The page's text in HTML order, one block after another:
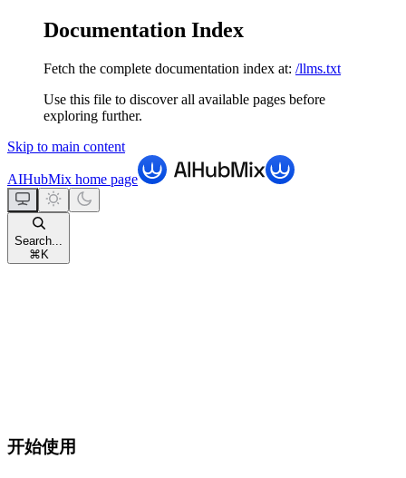
Documentation Index
Fetch the complete documentation index at: /llms.txt
Use this file to discover all available pages before
exploring further.
Skip to main content
AIHubMix home page
Search...
⌘ K
开始使用